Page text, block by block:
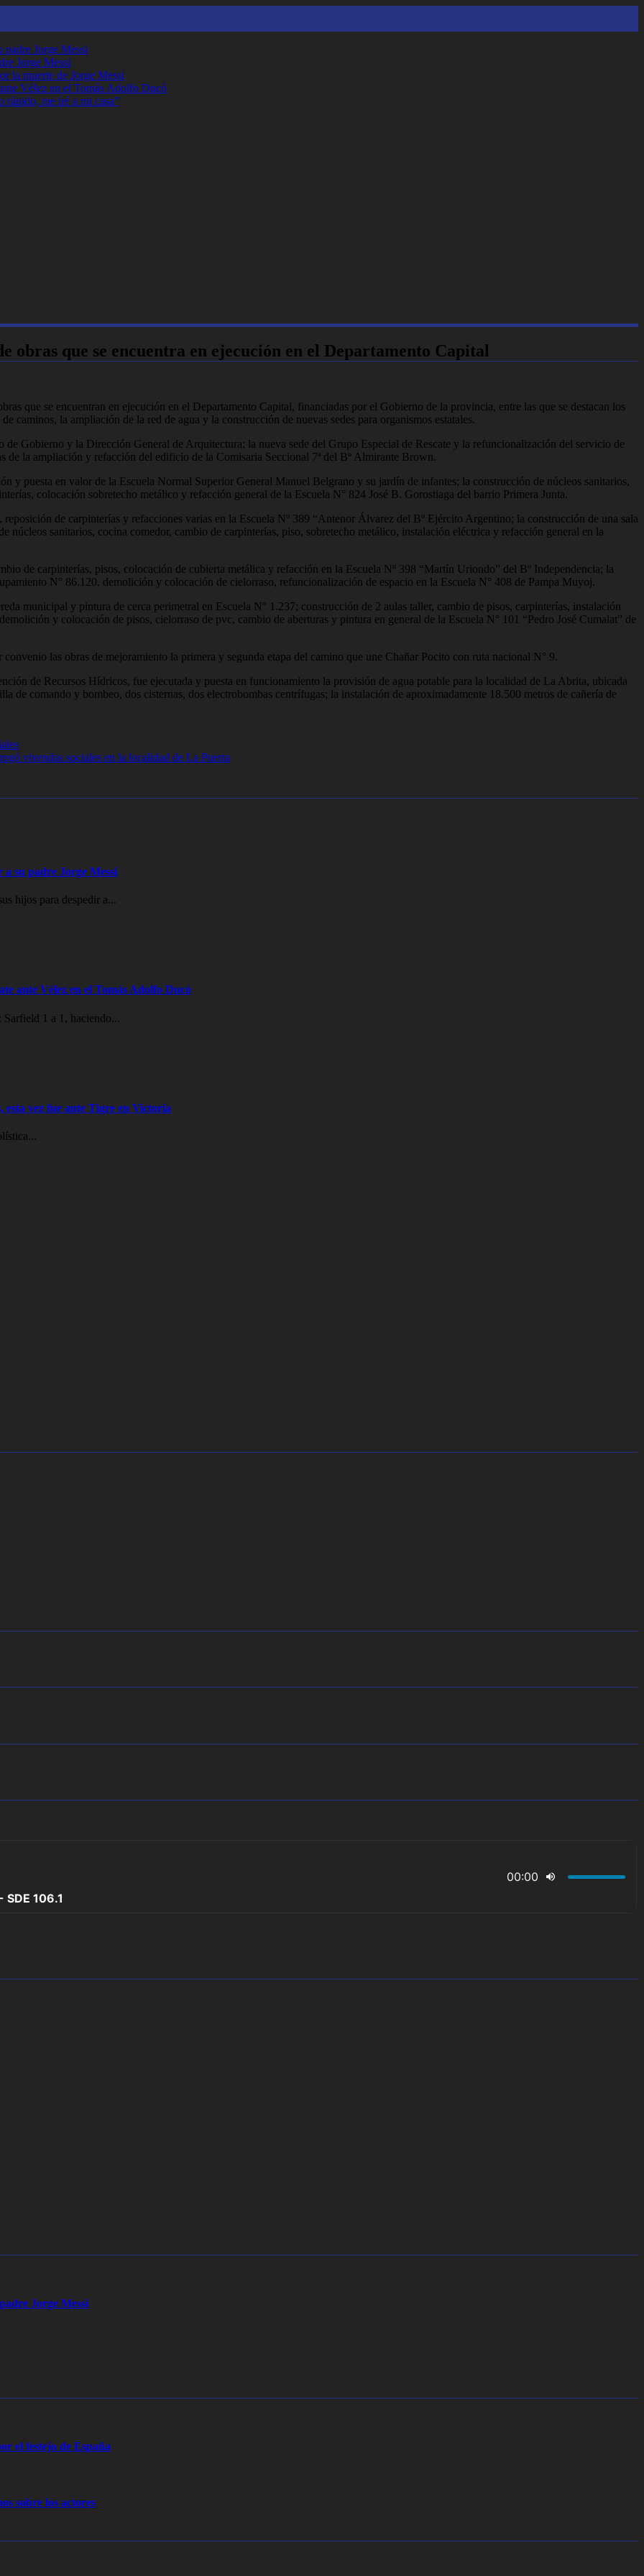
padre Jorge Messi
Jorge Messi
la muerte de Jorge Messi
Vélez en el Tomás Adolfo Ducó
rápido, me iré a mi casa”
obras que se encuentra en ejecución en el Departamento Capital
que se encuentran en ejecución en el Departamento Capital, financiadas por el Gobierno de la provincia, entre las que se destacan los
caminos, la ampliación de la red de agua y la construcción de nuevas sedes para organismos estatales.
Gobierno y la Dirección General de Arquitectura; la nueva sede del Grupo Especial de Rescate y la refuncionalización del servicio de
de la ampliación y refacción del edificio de la Comisaria Seccional 7ª del Bº Almirante Brown.
y puesta en valor de la Escuela Normal Superior General Manuel Belgrano y su jardín de infantes; la construcción de núcleos sanitarios,
colocación sobretecho metálico y refacción general de la Escuela N° 824 José B. Gorostiaga del barrio Primera Junta.
de carpinterías y refacciones varias en la Escuela Nº 389 “Antenor Álvarez del Bº Ejército Argentino; la construcción de una sala
núcleos sanitarios, cocina comedor, cambio de carpinterías, piso, sobretecho metálico, instalación eléctrica y refacción general en la
de carpinterías, pisos, colocación de cubierta metálica y refacción en la Escuela Nº 398 “Martín Uriondo” del Bº Independencia; la
N° 86.120, demolición y colocación de cielorraso, refuncionalización de espacio en la Escuela N° 408 de Pampa Muyoj.
municipal y pintura de cerca perimetral en Escuela N° 1.237; construcción de 2 aulas taller, cambio de pisos, carpinterías, instalación
y colocación de pisos, cielorraso de pvc, cambio de aberturas y pintura en general de la Escuela N° 101 “Pedro José Cumalat” de
las obras de mejoramiento la primera y segunda etapa del camino que une Chañar Pocito con ruta nacional N° 9.
de Recursos Hídricos, fue ejecutada y puesta en funcionamiento la provisión de agua potable para la localidad de La Abrita, ubicada
de comando y bombeo, dos cisternas, dos electrobombas centrífugas; la instalación de aproximadamente 18.500 metros de cañería de
vivendas sociales en la localidad de La Puerta
a su padre Jorge Messi
hijos para despedir a...
ante Vélez en el Tomás Adolfo Ducó
1 a 1, haciendo...
vez fue ante Tigre en Victoria
Jorge Messi
el festejo de España
sobre los actores